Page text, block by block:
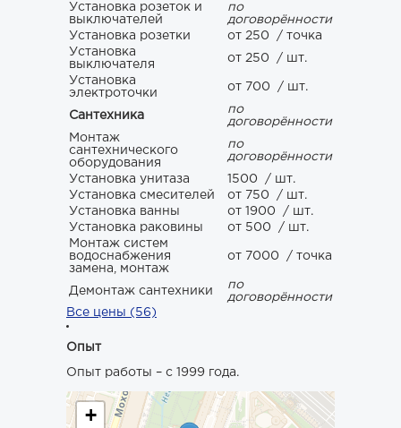
Установка розеток и
выключателей
по
договорённости
Установка розетки
от 250
/ точка
Установка
выключателя
от 250 / шт.
Установка
электроточки
от 700 / шт.
Сантехника
по
договорённости
Монтаж
сантехнического
оборудования
по
договорённости
Установка унитаза 1500
/ шт.
Установка смесителей
от 750
/ шт.
Установка ванны
от 1900
/ шт.
Установка раковины
от 500
/ шт.
Монтаж систем
водоснабжения
замена, монтаж
от 7000 / точка
Демонтаж сантехники
по
договорённости
Все цены (56)
Опыт
Опыт работы – с 1999 года.
+